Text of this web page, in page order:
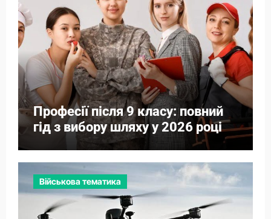
Професії після 9 класу: повний
гід з вибору шляху у 2026 році
Військова тематика